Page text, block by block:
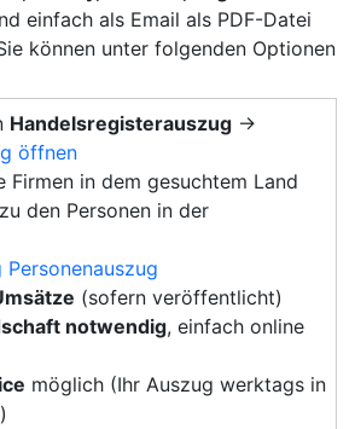
einfach als Email als PDF-Datei
können unter folgenden Optionen
Handelsregisterauszug →
öffnen
Firmen in dem gesuchtem Land
den Personen in der
Personenauszug
(sofern veröffentlicht)
notwendig, einfach online
möglich (Ihr Auszug werktags in